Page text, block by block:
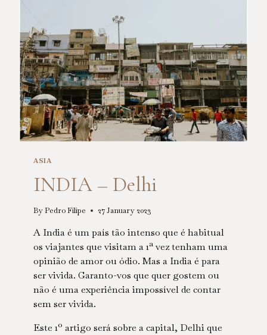
ASIA
INDIA – Delhi
ByPedro Filipe 27 January 2023
A India é um país tão intenso que é habitual
os viajantes que visitam a 1ª vez tenham uma
opinião de amor ou ódio. Mas a India é para
ser vivida. Garanto-vos que quer gostem ou
não é uma experiência impossível de contar
sem ser vivida.
Este 1º artigo será sobre a capital, Delhi que